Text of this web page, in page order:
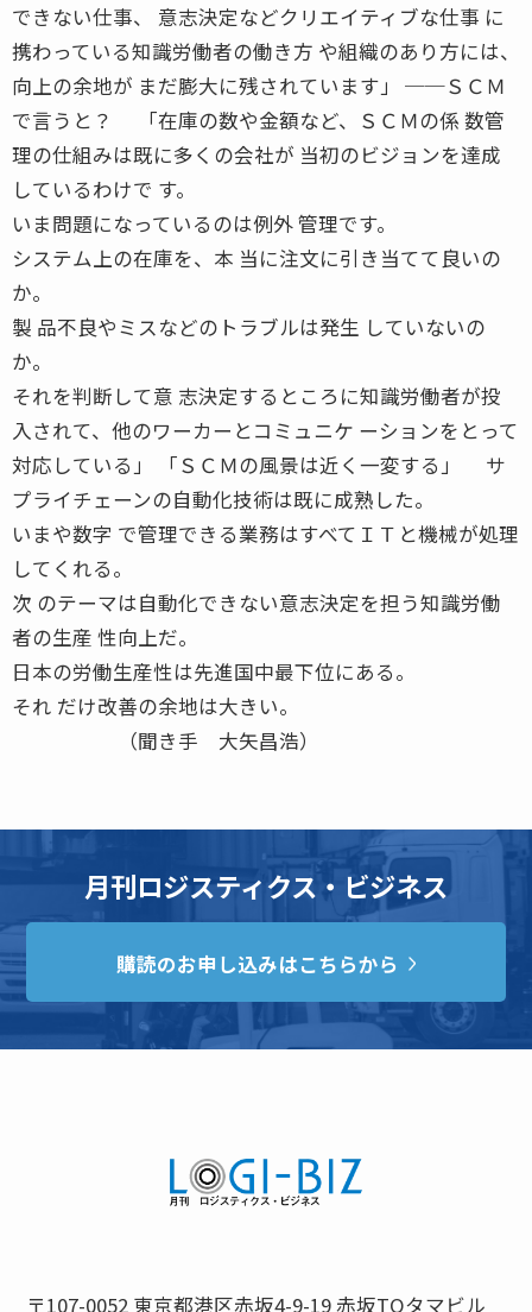
できない仕事、 意志決定などクリエイティブな仕事 に
携わっている知識労働者の働き方 や組織のあり方には、
向上の余地が まだ膨大に残されています」 ──ＳＣＭ
で言うと？ 「在庫の数や金額など、ＳＣＭの係 数管
理の仕組みは既に多くの会社が 当初のビジョンを達成
しているわけで す。
いま問題になっているのは例外 管理です。
システム上の在庫を、本 当に注文に引き当てて良いの
か。
製 品不良やミスなどのトラブルは発生 していないの
か。
それを判断して意 志決定するところに知識労働者が投
入されて、他のワーカーとコミュニケ ーションをとって
対応している」 「ＳＣＭの風景は近く一変する」 サ
プライチェーンの自動化技術は既に成熟した。
いまや数字 で管理できる業務はすべてＩＴと機械が処理
してくれる。
次 のテーマは自動化できない意志決定を担う知識労働
者の生産 性向上だ。
日本の労働生産性は先進国中最下位にある。
それ だけ改善の余地は大きい。
（聞き手 大矢昌浩）
月刊ロジスティクス・ビジネス
購読のお申し込みはこちらから
〒107-0052 東京都港区赤坂4-9-19 赤坂TOタマビル